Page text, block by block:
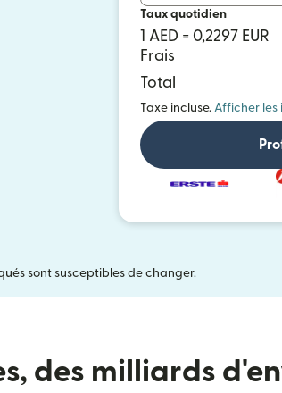
Taux quotidien
1 AED = 0,2297 EUR
Frais
Total
Taxe incluse. Afficher les
sont susceptibles de changer.
des milliards